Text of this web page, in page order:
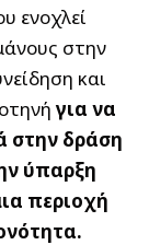
ενοχλεί
στην
και
για να
στην δράση
ύπαρξη
περιοχή